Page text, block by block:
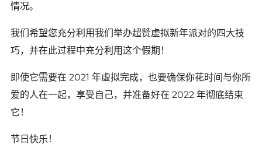
情况。
我们希望您充分利用我们举办超赞虚拟新年派对的四大技
巧，并在此过程中充分利用这个假期！
即使它需要在 2021 年虚拟完成，也要确保你花时间与你所
爱的人在一起，享受自己，并准备好在 2022 年彻底结束
它！
节日快乐！